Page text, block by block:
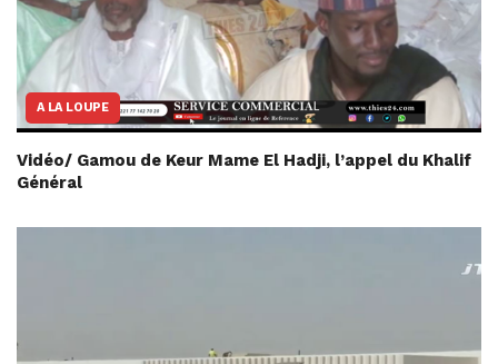
A LA LOUPE
Vidéo/ Gamou de Keur Mame El Hadji, l’appel du Khalif
Général